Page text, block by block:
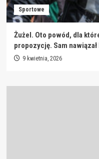
Sportowe
Żużel. Oto powód, dla
propozycję. Sam
9 kwietnia, 2026